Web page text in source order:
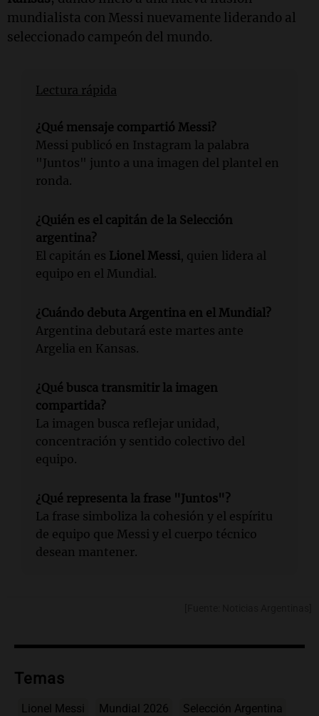
mundialista con Messi nuevamente liderando al
seleccionado campeón del mundo.
Lectura rápida
¿Qué mensaje compartió Messi?
Messi publicó en Instagram la palabra
"Juntos" junto a una imagen del plantel en
ronda.
¿Quién es el capitán de la Selección
argentina?
El capitán es Lionel Messi, quien lidera al
equipo en el Mundial.
¿Cuándo debuta Argentina en el Mundial?
Argentina debutará este martes ante
Argelia en Kansas.
¿Qué busca transmitir la imagen
compartida?
La imagen busca reflejar unidad,
concentración y sentido colectivo del
equipo.
¿Qué representa la frase "Juntos"?
La frase simboliza la cohesión y el espíritu
de equipo que Messi y el cuerpo técnico
desean mantener.
Temas
Lionel Messi Mundial 2026 Selección Argentina